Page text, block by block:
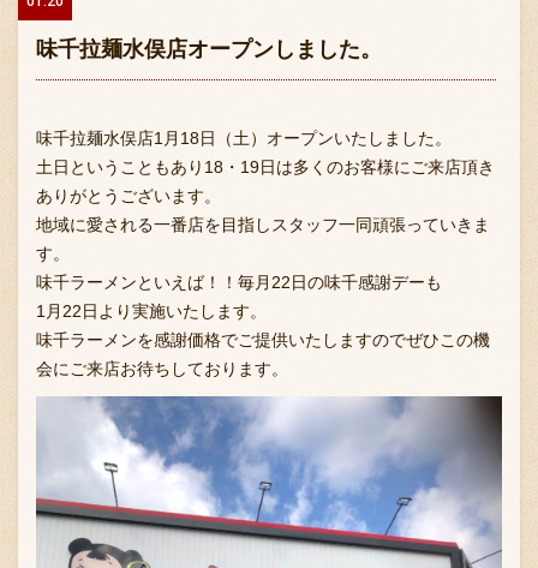
味千拉麺水俣店オープンしました。
味千拉麺水俣店1月18日（土）オープンいたしました。
土日ということもあり18・19日は多くのお客様にご来店頂き
ありがとうございます。
地域に愛される一番店を目指しスタッフ一同頑張っていきま
す。
味千ラーメンといえば！！毎月22日の味千感謝デーも
1月22日より実施いたします。
味千ラーメンを感謝価格でご提供いたしますのでぜひこの機
会にご来店お待ちしております。